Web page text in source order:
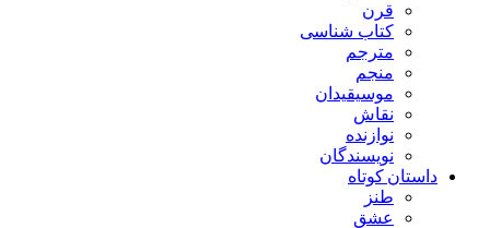
قرن
کتاب شناسی
مترجم
منجم
موسیقیدان
نقاش
نوازنده
نویسندگان
داستان کوتاه
طنز
عشق